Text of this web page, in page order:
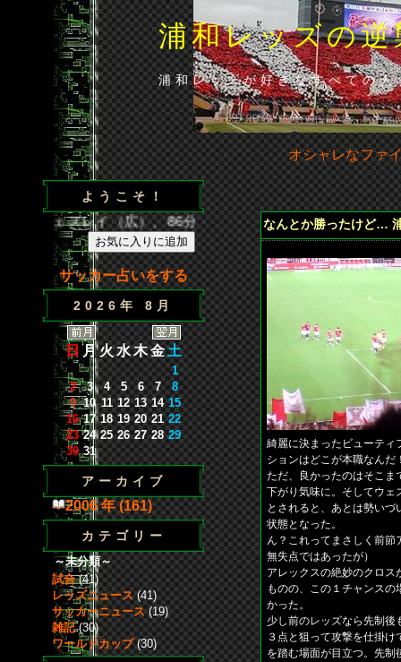
浦和レッズの
浦和レッズが好きなすべての
オシャレなファ
ようこそ！
ェズレイ（広）、86分･山田（浦）◆山田の貴重な勝
サッカー占いをする
2026年 8月
日 月火 水木金土
1
2
3 4 5 6 7
8
9 10 11 12 13 14 15
16 17 18 19 20 21 22
23 24 25 26 27 28 29
30 31
アーカイブ
2006 年 (161)
カテゴリー
～未分類～
試合(41)
レッズニュース(41)
サッカーニュース(19)
雑記(30)
ワールドカップ(30)
なんとか勝ったけど…
綺麗に決まったビューテ
ションはどこが本職なんだ
ただ、良かったのはそこま
下がり気味に。そしてウェ
とされると、あとは勢い
状態となった。
ん？これってまさしく前
無失点ではあったが）
アレックスの絶妙のクロ
ものの、この１チャンス
かった。
少し前のレッズなら先制
３点と狙って攻撃を仕掛
を踏む場面が目立つ。先